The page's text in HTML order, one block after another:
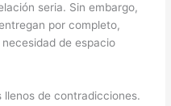
seria. Sin embargo,
por completo,
de espacio
llenos de contradicciones.